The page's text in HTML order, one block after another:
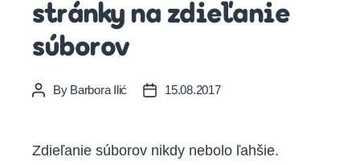
stránky na zdieľanie
súborov
PostBy Barbora Ilić
Post15.08.2017
Zdieľanie súborov nikdy nebolo ľahšie.